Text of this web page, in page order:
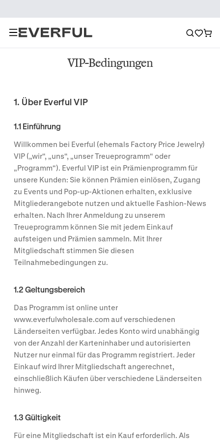
VIP-Bedingungen
1. Über Everful VIP
1.1 Einführung
Willkommen bei Everful (ehemals Factory Price Jewelry)
VIP („wir“, „uns“, „unser Treueprogramm“ oder
„Programm“). Everful VIP ist ein Prämienprogramm für
unsere Kunden: Sie können Prämien einlösen, Zugang
zu Events und Pop-up-Aktionen erhalten, exklusive
Mitgliederangebote nutzen und aktuelle Fashion-News
erhalten. Nach Ihrer Anmeldung zu unserem
Treueprogramm können Sie mit jedem Einkauf
aufsteigen und Prämien sammeln. Mit Ihrer
Mitgliedschaft stimmen Sie diesen
Teilnahmebedingungen zu.
1.2 Geltungsbereich
Das Programm ist online unter
www.everfulwholesale.com auf verschiedenen
Länderseiten verfügbar. Jedes Konto wird unabhängig
von der Anzahl der Karteninhaber und autorisierten
Nutzer nur einmal für das Programm registriert. Jeder
Einkauf wird Ihrer Mitgliedschaft angerechnet,
einschließlich Käufen über verschiedene Länderseiten
hinweg.
1.3 Gültigkeit
Für eine Mitgliedschaft ist ein Kauf erforderlich. Als